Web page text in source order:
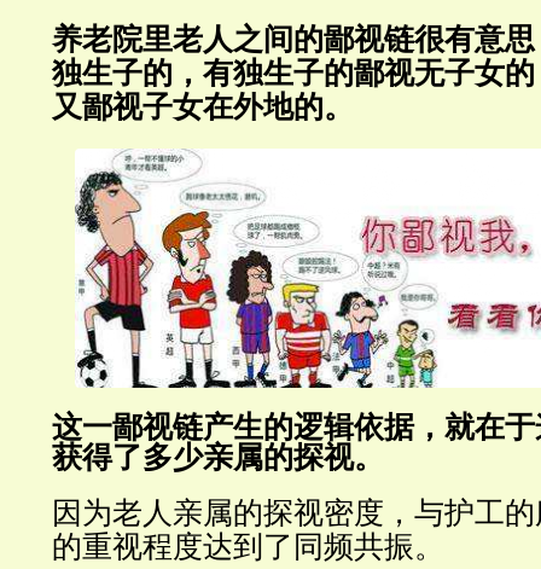
养老院里老人之间的鄙视链很有意
独生子的，有独生子的鄙视无子女
又鄙视子女在外地的。
这一鄙视链产生的逻辑依据，就在
获得了多少亲属的探视。
因为老人亲属的探视密度，与护工
的重视程度达到了同频共振。